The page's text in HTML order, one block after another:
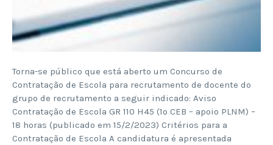
Torna-se público que está aberto um Concurso de
Contratação de Escola para recrutamento de docente do
grupo de recrutamento a seguir indicado: Aviso
Contratação de Escola GR 110 H45 (1º CEB – apoio PLNM) –
18 horas (publicado em 15/2/2023) Critérios para a
Contratação de Escola A candidatura é apresentada